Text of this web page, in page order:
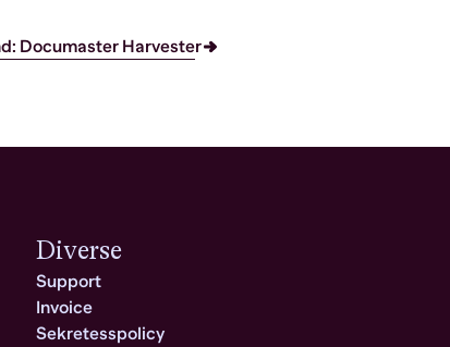
Documaster Harvester
Diverse
Support
Invoice
Sekretesspolicy